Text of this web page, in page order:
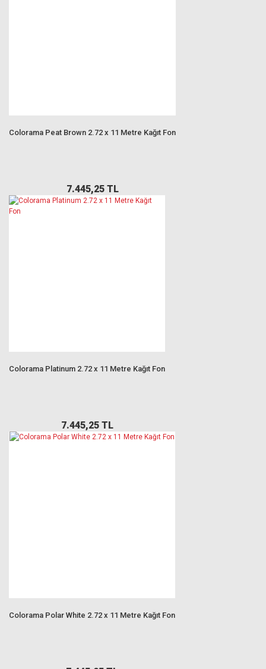
Colorama Peat Brown 2.72 x 11 Metre Kağıt Fon
7.445,25 TL
Colorama Platinum 2.72 x 11 Metre Kağıt Fon
7.445,25 TL
Colorama Polar White 2.72 x 11 Metre Kağıt Fon